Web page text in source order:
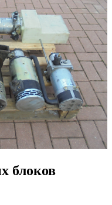
блоков